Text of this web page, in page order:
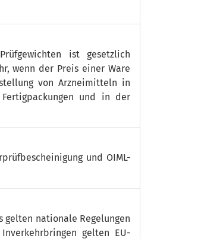
ist gesetzlich
wenn der Preis einer Ware
von Arzneimitteln in
und in der
und OIML-
gelten nationale Regelungen
gelten EU-